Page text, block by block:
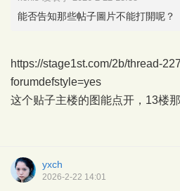
能否告知那些帖子圖片不能打開呢？
https://stage1st.com/2b/thread-
forumdefstyle=yes
这个贴子主楼的图能点开，13楼
yxch
2026-2-22 14:01